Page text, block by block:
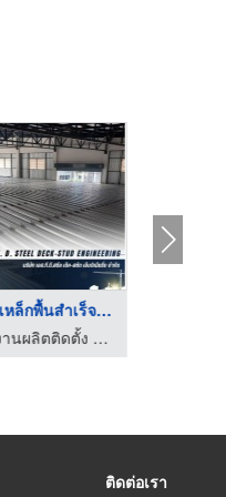
แผ่นเหล็กพื้นสำเร็จร ...
โรงงานผลิตติดตั้ง Steel Deck
ติดต่อเรา